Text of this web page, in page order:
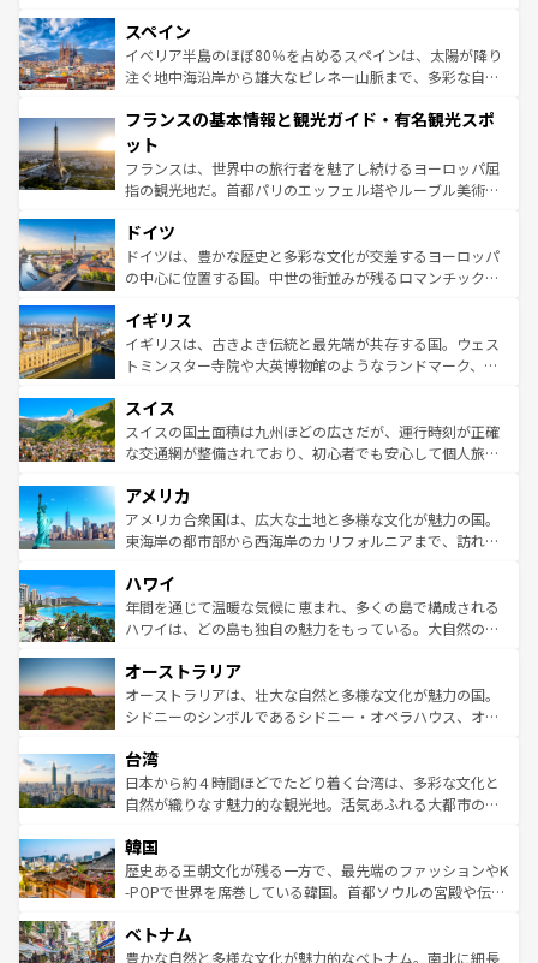
ろん、トスカーナの美しい田園風景やアマルフィ海岸の絶
景など、自然景観も見逃せない。観光の合間には、本場の
ピザやパスタなど、絶品のイタリア料理を堪能することも
ませてくれるイタリアで、忘れられない旅をしてみよう！
なお、新着のイタリア情報は
しい。
スペイン
イベリア半島のほぼ80％を占めるスペインは、太陽が降り
注ぐ地中海沿岸から雄大なピレネー山脈まで、多彩な自然
文化が根付くこの国では、情熱的なフラメンコ、熱気あふ
れる闘牛、そして美味しいタパスが生活の一部となってい
る。首都マドリードの洗練された雰囲気や、バルセロナの
アートに溢れた街角から、地方では古代ローマ遺跡や中世
せる。地方によって風土や気候が異なるスペインはその個
性で訪れる人を魅了する。 なお、新着のスペイン情報は コ
ンテンツ一覧を参照してほしい。
フランスの基本情報と観光ガイド・有名観光スポ
ット
フランスは、世界中の旅行者を魅了し続けるヨーロッパ屈
指の観光地だ。首都パリのエッフェル塔やルーブル美術館
で、幅広い魅力が詰まっている。華麗な宮殿、歴史的な大
聖堂、美しいビーチ、そして豊かな自然が、訪れる者を心
から魅了する。また、フランスは美食の国としても知ら
いる。シャンパンの発祥地であるランス、プロヴァンスの
香り高いラベンダー畑など、多彩な楽しみ方が可能だ。さ
らに、パリ以外の地域にも魅力が溢れており、どの街角に
れる地方に足を運ぶとそれぞれで全く異なる文化を体験で
きるだろう。 なお、新着のフランス情報はコンテンツ一覧
を参照してほしい。
ドイツ
ドイツは、豊かな歴史と多彩な文化が交差するヨーロッパ
の中心に位置する国。中世の街並みが残るロマンチック街
顔を持つこの国は、どこを歩いても飽きることがない。ベ
ルリンの文化的活気、バイエルン州のアルプスの絶景、そ
してライン川沿いのワイン畑といった風景は必見。ビール
は、お酒好きな人にはぜひ体験してほしい。 なお、新着の
ドイツ情報はコンテンツ一覧を参照してほしい。
イギリス
イギリスは、古きよき伝統と最先端が共存する国。ウェス
トミンスター寺院や大英博物館のようなランドマーク、歴
リアごとに異なる魅力がある。また、優雅なアフタヌーン
ティー、ビール好きにはたまらない英国パブ、サッカー観
戦など、本場だからこそできる体験も豊富。イギリスを旅
ンツ一覧を参照してほしい。
スイス
スイスの国土面積は九州ほどの広さだが、運行時刻が正確
な交通網が整備されており、初心者でも安心して個人旅行
の建物がそのまま残る町や、スイスならではのユニークな
博物館もあり、アルプス観光だけでなく町歩きも満喫する
ことができる。国民の所得が高いため物価も高いが、旅行
ば市内交通費無料で観光を楽しむこともできる。 なお、新
着のスイス情報はコンテンツ一覧 を参照してほしい。
アメリカ
アメリカ合衆国は、広大な土地と多様な文化が魅力の国。
東海岸の都市部から西海岸のカリフォルニアまで、訪れる
のような巨大都市は、観光、ショッピング、エンターテイ
ンメントが詰まった刺激的なスポットだ。一方、アメリカ
西部には大自然が広がり、グランドキャニオンやイエロー
部のニューオーリンズでは、音楽と美食が融合した独特の
文化が魅力。旅行者はアメリカの各地域で異なる魅力を楽
しみながら、その多様性と豊かな歴史を感じることができ
ならではの贅沢な旅のスタイルだ。 なお、新着のアメリカ
情報はコンテンツ一覧を参照してほしい。
ハワイ
年間を通じて温暖な気候に恵まれ、多くの島で構成される
ハワイは、どの島も独自の魅力をもっている。大自然の神
ワイ島は見逃せない。また、定番の観光地といえばオアフ
島だが、静かな自然を求めるならマウイ島やカウアイ島が
おすすめ。エメラルドグリーンに輝く海をはじめ、豊かな
れるおもてなしの心で訪れる人々を迎えてくれるハワイの
人々、おいしいローカルフードやハワイアンミュージッ
ク、伝統的なフラダンスなど、すべてがハワイの魅力を彩
ワイを、存分に味わってほしい。 なお、新着のハワイ情報
はコンテンツ一覧を参照してほしい。
オーストラリア
オーストラリアは、壮大な自然と多様な文化が魅力の国。
シドニーのシンボルであるシドニー・オペラハウス、オー
リアリーフや大陸中央部にそびえるウルル（エアーズロッ
ク）、タスマニアの美しい原生林やケアンズの熱帯雨林な
ど、見どころがたくさん。また、カフェやワイン、オージ
いる。アクティビティも充実しており、サーフィンやダイ
ビング、ハイキングなど、アウトドア好きにはたまらな
い。オーストラリアの多彩な魅力を存分に味わいつくそ
参照してほしい。
台湾
日本から約４時間ほどでたどり着く台湾は、多彩な文化と
自然が織りなす魅力的な観光地。活気あふれる大都市の台
ン）、静ひつな山岳地帯である台湾東部など、都市の喧騒
と山間の静けさが共存しており、訪れる人に新しい発見と
驚きをもたらしてくれる。また、奥深い台湾の食文化も魅
容にもいいと評判のスイーツなど、バラエティ豊かな料理
が味わえる。 なお、新着の台湾情報は コンテンツ一覧を参
韓国
歴史ある王朝文化が残る一方で、最先端のファッションやK
-POPで世界を席巻している韓国。首都ソウルの宮殿や伝統
き、地方に足を延ばせば四季折々の自然美を楽しむことが
できる。そして、キムチや焼肉、絶品のストリートフード
ベトナム
豊かな自然と多様な文化が魅力的なベトナム。南北に細長